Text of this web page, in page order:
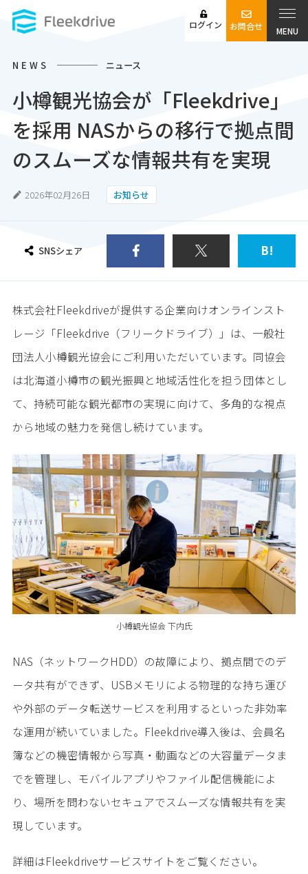
MENU
ログイン お問合せ
NEWS ニュース
小樽観光協会が「Fleekdrive」
を採用 NASからの移行で拠点間
のスムーズな情報共有を実現
2026年02月26日 お知らせ
SNSシェア B!
株式会社Fleekdriveが提供する企業向けオンラインスト
レージ「Fleekdrive（フリークドライブ）」は、一般社
団法人小樽観光協会にご利用いただいています。同協会
は北海道小樽市の観光振興と地域活性化を担う団体とし
て、持続可能な観光都市の実現に向けて、多角的な視点
から地域の魅力を発信し続けています。
小樽観光協会 下内氏
NAS（ネットワークHDD）の故障により、拠点間でのデ
ータ共有ができず、USBメモリによる物理的な持ち運び
や外部のデータ転送サービスを利用するといった非効率
な運用が続いていました。Fleekdrive導入後は、会員名
簿などの機密情報から写真・動画などの大容量データま
でを管理し、モバイルアプリやファイル配信機能によ
り、場所を問わないセキュアでスムーズな情報共有を実
現しています。
詳細はFleekdriveサービスサイトをご覧ください。